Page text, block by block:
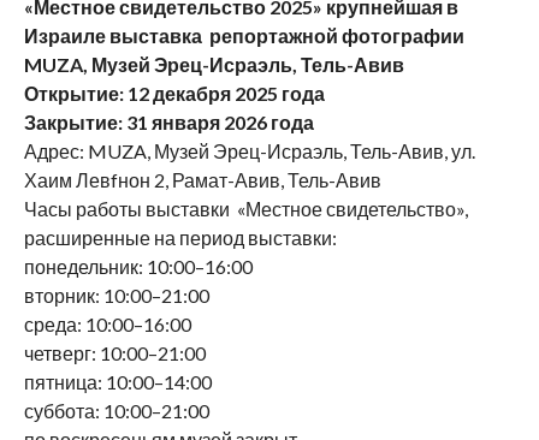
«Местное свидетельство 2025» крупнейшая в
Израиле выставка репортажной фотографии
MUZA, Музей Эрец-Исраэль, Тель-Авив
Открытие: 12 декабря 2025 года
Закрытие: 31 января 2026 года
Адрес: MUZA, Музей Эрец-Исраэль, Тель-Авив, ул.
Хаим Левfнон 2, Рамат-Авив, Тель-Авив
Часы работы выставки «Местное свидетельство»,
расширенные на период выставки:
понедельник: 10:00–16:00
вторник: 10:00–21:00
среда: 10:00–16:00
четверг: 10:00–21:00
пятница: 10:00–14:00
суббота: 10:00–21:00